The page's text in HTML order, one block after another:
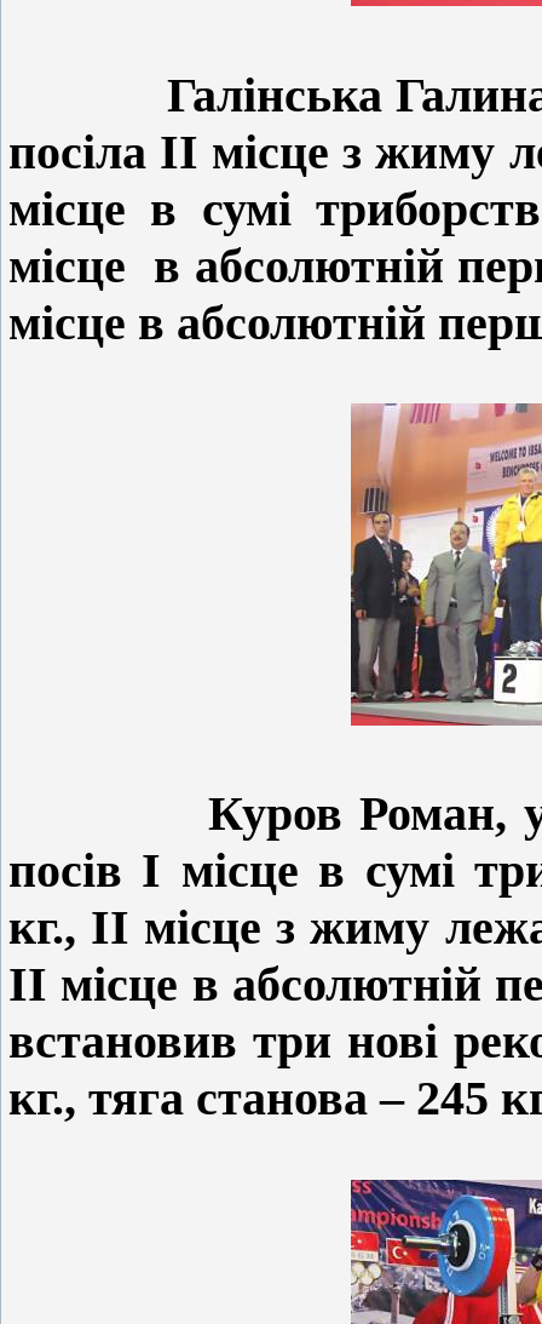
Галінська
посіла ІІ місце з жиму
місце в сумі
місце в абсолютній
місце в абсолютній
Куров Роман, у
посів І місце в сумі
кг., ІІ місце з жиму
ІІ місце в абсолютній
встановив три нові
кг., тяга станова – 245